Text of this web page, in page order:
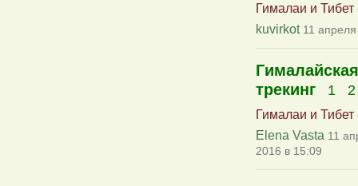
Гималаи и Тибет
kuvirkot 11
трекинг
1 2
Гималаи и Тибет
Elena Vasta 11
2016 в 15:09